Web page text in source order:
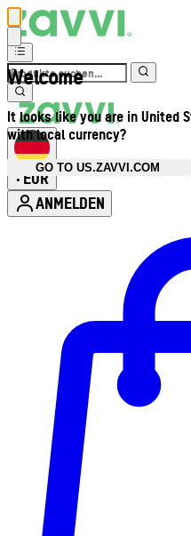
Welcome
It looks like you are in United
with local currency?
GO TO US.ZAVVI.COM
• EUR
ANMELDEN